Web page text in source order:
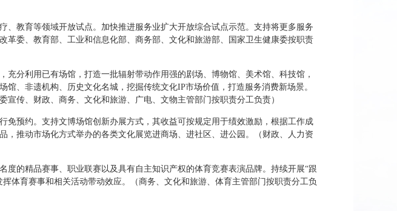
、教育等领域开放试点。加快推进服务业扩大开放综合试点示范。支持将更多服务
委、教育部、工业和信息化部、商务部、文化和旅游部、国家卫生健康委按职责
分利用已有场馆，打造一批辐射带动作用强的剧场、博物馆、美术馆、科技馆，
、非遗机构、历史文化名城，挖掘传统文化IP市场价值，打造服务消费新场景。
传、财政、商务、文化和旅游、广电、文物主管部门按职责分工负责）
免预约。支持文博场馆创新办展方式，其收益可按规定用于绩效激励，根据工作成
推动市场化方式举办的各类文化展览进商场、进社区、进公园。（财政、人力资
度的精品赛事、职业联赛以及具有自主知识产权的体育竞赛表演品牌。持续开展“跟
体育赛事和相关活动带动效应。（商务、文化和旅游、体育主管部门按职责分工负